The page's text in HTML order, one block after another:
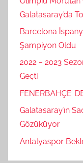
Galatasaray’da
Barcelona
Şampiyon Oldu
2022 – 2023
Geçti
FENERBAHÇE’
Galatasaray’ın
Gözüküyor
Antalyaspor